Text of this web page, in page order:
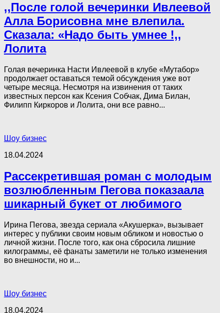
,,После голой вечеринки Ивлеевой
Алла Борисовна мне влепила.
Сказала: «Надо быть умнее !,,
Лолита
Голая вечеринка Насти Ивлеевой в клубе «Мутабор»
продолжает оставаться темой обсуждения уже вот
четыре месяца. Несмотря на извинения от таких
известных персон как Ксения Собчак, Дима Билан,
Филипп Киркоров и Лолита, они все равно...
Шоу бизнес
18.04.2024
Рассекретившая роман с молодым
возлюбленным Пегова показаала
шикарный букет от любимого
Ирина Пегова, звезда сериала «Акушерка», вызывает
интерес у публики своим новым обликом и новостью о
личной жизни. После того, как она сбросила лишние
килограммы, её фанаты заметили не только изменения
во внешности, но и...
Шоу бизнес
18.04.2024